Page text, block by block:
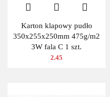
Karton klapowy pudło
350x255x250mm 475g/m2
3W fala C 1 szt.
2.45